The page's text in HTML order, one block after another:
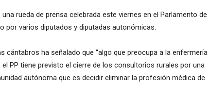
rueda de prensa celebrada este viernes en el Parlamento de
por varios diputados y diputadas autonómicas.
cántabros ha señalado que “algo que preocupa a la enfermería
PP tiene previsto el cierre de los consultorios rurales por una
autónoma que es decidir eliminar la profesión médica de